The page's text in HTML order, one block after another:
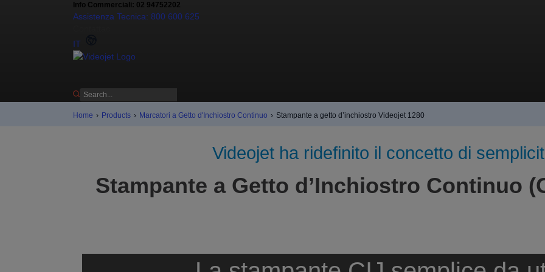
Info Commerciali: 02 94752202
Assistenza Tecnica: 800 600 625
IT
Home › Products › Marcatori a Getto d'Inchiostro Continuo › Stampante a getto d’inchiostro Videojet 1280
Videojet ha ridefinito il concetto di
Stampante a Getto d’Inchiostro Continuo